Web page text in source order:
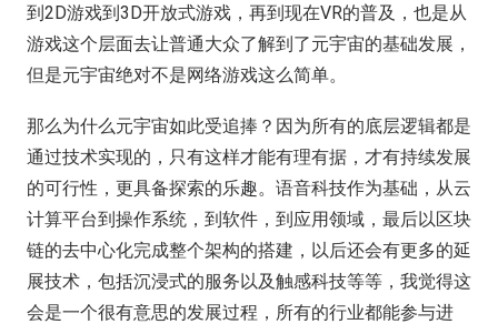
到2D游戏到3D开放式游戏，再到现在VR的普及，也是从
游戏这个层面去让普通大众了解到了元宇宙的基础发展，
但是元宇宙绝对不是网络游戏这么简单。
那么为什么元宇宙如此受追捧？因为所有的底层逻辑都是
通过技术实现的，只有这样才能有理有据，才有持续发展
的可行性，更具备探索的乐趣。语音科技作为基础，从云
计算平台到操作系统，到软件，到应用领域，最后以区块
链的去中心化完成整个架构的搭建，以后还会有更多的延
展技术，包括沉浸式的服务以及触感科技等等，我觉得这
会是一个很有意思的发展过程，所有的行业都能参与进